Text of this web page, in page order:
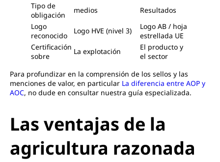
Tipo de
obligación
medios
Resultados
Logo
reconocido
Logo HVE (nivel 3)
Logo AB / hoja
estrellada UE
Certificación
sobre
La explotación
El producto y
el sector
Para profundizar en la comprensión de los sellos y las
menciones de valor, en particular La diferencia entre AOP y
AOC, no dude en consultar nuestra guía especializada.
Las ventajas de la
agricultura razonada